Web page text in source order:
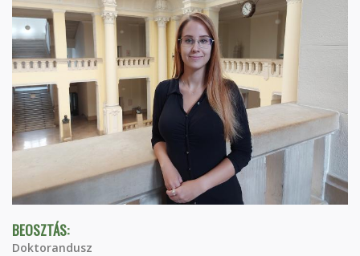
BEOSZTÁS:
Doktorandusz